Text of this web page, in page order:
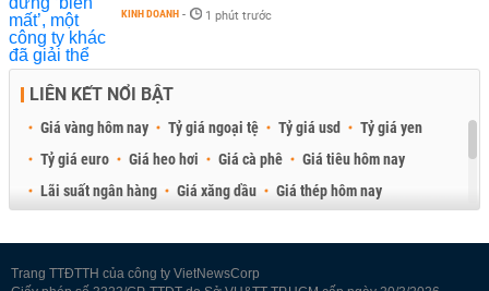
KINH DOANH - 1 phút trước
LIÊN KẾT NỔI BẬT
Giá vàng hôm nay Tỷ giá ngoại tệ Tỷ giá usd
Tỷ giá yen
Tỷ giá euro
Giá heo hơi Giá cà phê
Giá tiêu hôm nay
Lãi suất ngân hàng
Giá xăng dầu
Giá thép hôm nay
Trang TTĐTTH của công ty VietNewsCorp